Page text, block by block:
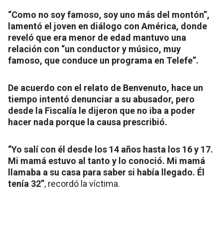
“Como no soy famoso, soy uno más del montón”,
lamentó el joven en diálogo con América, donde
reveló que era menor de edad mantuvo una
relación con “un conductor y músico, muy
famoso, que conduce un programa en Telefe”.
De acuerdo con el relato de Benvenuto, hace un
tiempo intentó denunciar a su abusador, pero
desde la Fiscalía le dijeron que no iba a poder
hacer nada porque la causa prescribió.
“Yo salí con él desde los 14 años hasta los 16 y 17.
Mi mamá estuvo al tanto y lo conoció. Mi mamá
llamaba a su casa para saber si había llegado. Él
tenía 32”, recordó la víctima.